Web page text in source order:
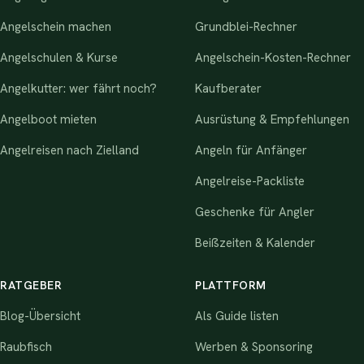
Angelschein machen
Angelschulen & Kurse
Angelkutter: wer fährt noch?
Angelboot mieten
Angelreisen nach Zielland
Grundblei-Rechner
Angelschein-Kosten-Rechner
Kaufberater
Ausrüstung & Empfehlungen
Angeln für Anfänger
Angelreise-Packliste
Geschenke für Angler
Beißzeiten & Kalender
RATGEBER
Blog-Übersicht
Raubfisch
PLATTFORM
Als Guide listen
Werben & Sponsoring